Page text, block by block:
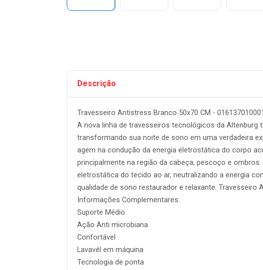
Descrição
Travesseiro Antistress Branco 50x70 CM -
A nova linha de travesseiros tecnológicos da
transformando sua noite de sono em uma verdadeira
agem na condução da energia eletrostática do corpo
principalmente na região da cabeça, pescoço e
eletrostática do tecido ao ar, neutralizando a energia
qualidade de sono restaurador e relaxante.
Informações Complementares:
Suporte Médio
Ação Anti microbiana
Confortável
Lavavél em máquina
Tecnologia de ponta